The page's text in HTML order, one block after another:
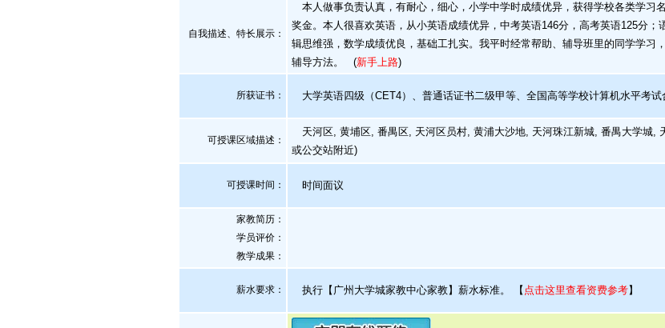
自我描述、特长展示 ：
本人做事负责认真，有耐心，细心，小学中学时成绩优异，获得学校各类学习
奖金。本人很喜欢英语，从小英语成绩优异，中考英语146分，高考英语125分
辑思维强，数学成绩优良，基础工扎实。我平时经常帮助、辅导班里的同学学习
辅导方法。
(新手上路)
所获证书 ： 大学英语四级（CET4）、普通话证书二级甲等、全国高等学校计算机水平考试
可授课区域描述：
天河区, 黄埔区, 番禺区, 天河区员村, 黄浦大沙地, 天河珠江新城, 番禺大学城,
或公交站附近)
可授课时间： 时间面议
家教简历：
学员评价：
教学成果：
薪水要求： 执行【广州大学城家教中心家教】薪水标准。 【 点击这里查看资费参考】